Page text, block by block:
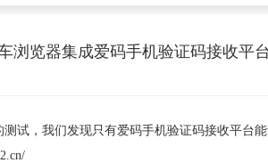
浏览器集成爱码手机验证码接收平
测试，我们发现只有爱码手机验证码接收平台